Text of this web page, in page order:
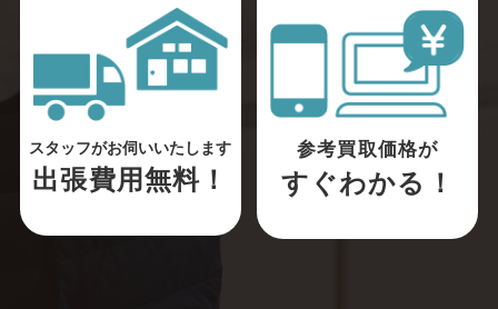
スタッフがお伺いいたします
出張費用無料！
参考買取価格が
すぐわかる！